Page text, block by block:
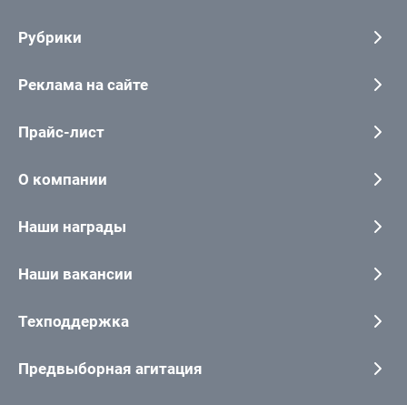
Рубрики
Реклама на сайте
Прайс-лист
О компании
Наши награды
Наши вакансии
Техподдержка
Предвыборная агитация